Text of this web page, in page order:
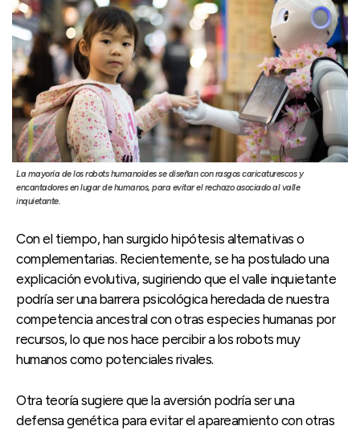
La mayoría de los robots humanoides se diseñan con rasgos caricaturescos y
encantadores en lugar de humanos, para evitar el rechazo asociado al valle
inquietante.
Con el tiempo, han surgido hipótesis alternativas o
complementarias. Recientemente, se ha postulado una
explicación evolutiva, sugiriendo que el valle inquietante
podría ser una barrera psicológica heredada de nuestra
competencia ancestral con otras especies humanas por
recursos, lo que nos hace percibir a los robots muy
humanos como potenciales rivales.
Otra teoría sugiere que la aversión podría ser una
defensa genética para evitar el apareamiento con otras